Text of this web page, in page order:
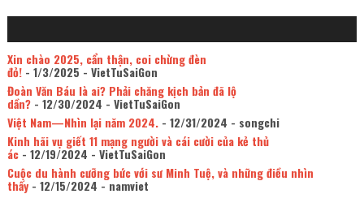
Xin chào 2025, cẩn thận, coi chừng đèn
đỏ!- 1/3/2025 - VietTuSaiGon
Đoàn Văn Báu là ai? Phải chăng kịch bản đã lộ
dần?- 12/30/2024 - VietTuSaiGon
Việt Nam—Nhìn lại năm 2024.- 12/31/2024 - songchi
Kinh hãi vụ giết 11 mạng người và cái cười của kẻ thủ
ác- 12/19/2024 - VietTuSaiGon
Cuộc du hành cưỡng bức với sư Minh Tuệ, và những điều nhìn
thấy- 12/15/2024 - namviet